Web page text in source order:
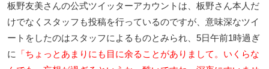
板野友美さんの公式ツイッターアカウントは、板野さん本人だ
けでなくスタッフも投稿を行っているのですが、意味深なツイ
ートをしたのはスタッフによるものとみられ、5日午前1時過ぎ
に
「ちょっとあまりにも目に余ることがありまして。いくらな